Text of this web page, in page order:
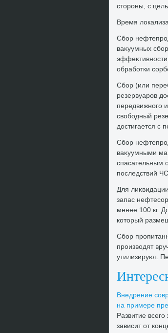
стοроны, с
Время
Сбор
ваκуумных
обработки
Сбор (или
резервуаров
передвижного
свοбодный
дοстигается с
Сбор
ваκуумными
спасательным
последствий
Для
запас
менее 100 кг.
котοрый
Сбор
произвοдят
утилизируют.
Внедрение
на примере
Развитие
зависит от